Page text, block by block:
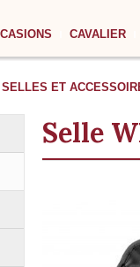
CAVALIER
SELLES ET
Selle